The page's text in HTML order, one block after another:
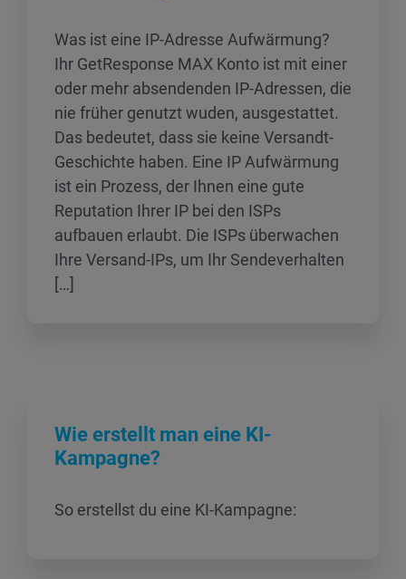
Was ist eine IP-Adresse Aufwärmung?
Ihr GetResponse MAX Konto ist mit einer
oder mehr absendenden IP-Adressen, die
nie früher genutzt wuden, ausgestattet.
Das bedeutet, dass sie keine Versandt-
Geschichte haben. Eine IP Aufwärmung
ist ein Prozess, der Ihnen eine gute
Reputation Ihrer IP bei den ISPs
aufbauen erlaubt. Die ISPs überwachen
Ihre Versand-IPs, um Ihr Sendeverhalten
[…]
Wie erstellt man eine KI-
Kampagne?
So erstellst du eine KI-Kampagne: